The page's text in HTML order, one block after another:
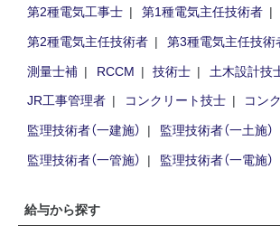
第2種電気工事士
第1種電気主任技術者
第2種電気主任技術者
第3種電気主任技術
測量士補
RCCM 技術士
土木設計技
JR工事管理者
コンクリート技士
コン
監理技術者（一建施）
監理技術者（一土施）
監理技術者（一管施）
監理技術者（一電施）
給与から探す